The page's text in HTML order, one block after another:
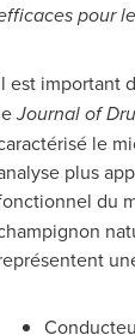
pour
est important
Journal of
le
plus
du